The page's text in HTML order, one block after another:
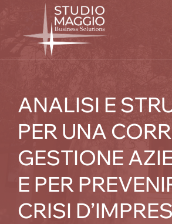
content
ANALISI E
PER UNA
GESTIONE
E PER
CRISI